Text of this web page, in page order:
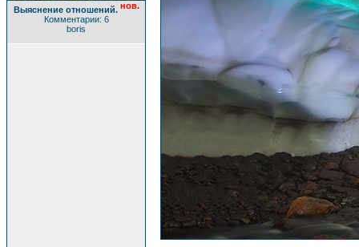
Выяснение отношений. нов.
Комментарии: 6
boris